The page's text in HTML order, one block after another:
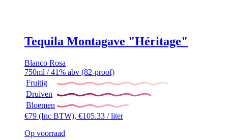
Tequila Montagave "Héritage"
Blanco Rosa
750ml / 41% abv (82-proof)
Fruitig
Druiven
Bloemen
€79 (Inc BTW), €105.33 / liter
Op voorraad